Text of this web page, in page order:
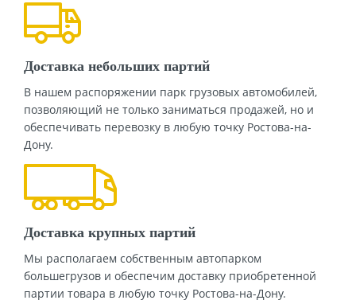
Доставка небольших партий
В нашем распоряжении парк грузовых автомобилей,
позволяющий не только заниматься продажей, но и
обеспечивать перевозку в любую точку Ростова-на-
Дону.
Доставка крупных партий
Мы располагаем собственным автопарком
большегрузов и обеспечим доставку приобретенной
партии товара в любую точку Ростова-на-Дону.